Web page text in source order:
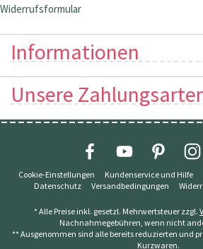
Widerrufsformular
Informationen
Unsere
Cookie-Einstellungen Kundenservice und Hilfe
Datenschutz
Versandbedingungen
* Alle Preise inkl. gesetzl. Mehrwertsteuer zzgl.
Nachnahmegebühren, wenn nicht
** Ausgenommen sind alle bereits reduzierten und
Kurzwaren.